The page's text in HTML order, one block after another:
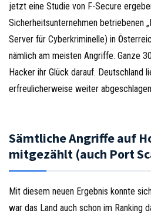
jetzt eine Studie von F-Secure
Sicherheitsunternehmen betriebenen
Server für Cyberkriminelle) in
nämlich am meisten Angriffe. Ganze
Hacker ihr Glück darauf. Deutschland
erfreulicherweise weiter
Sämtliche Angriffe auf
mitgezählt (auch Port
Mit diesem neuen Ergebnis konnte
war das Land auch schon im Ranking